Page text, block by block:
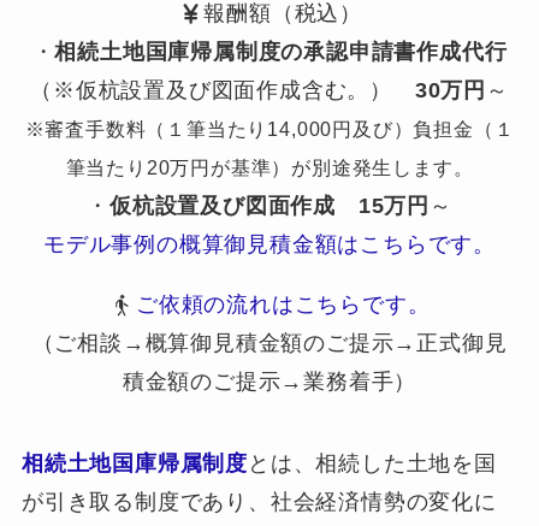
報酬額（税込）
・相続土地国庫帰属制度の承認申請書作成代行
（※仮杭設置及び図面作成含む。） 30万円 ～
※審査手数料（１筆当たり14,000円及び）負担金（１
筆当たり20万円が基準）が別途発生します。
・ 仮杭設置及び図面作成 15万円 ～
モデル事例の概算御見積金額はこちらです。
ご依頼の流れはこちらです。
（ご相談→概算御見積金額のご提示→正式御見
積金額のご提示→業務着手）
相続土地国庫帰属制度 とは、相続した土地を国
が引き取る制度であり、社会経済情勢の変化に